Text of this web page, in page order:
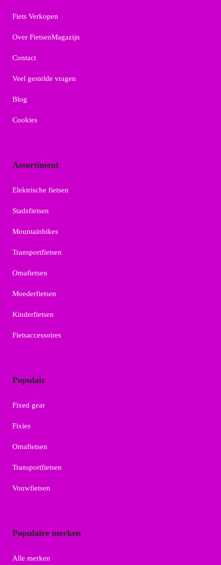
Fiets Verkopen
Over FietsenMagazijn
Contact
Veel gestelde vragen
Blog
Cookies
Assortiment
Elektrische fietsen
Stadsfietsen
Mountainbikes
Transportfietsen
Omafietsen
Moederfietsen
Kinderfietsen
Fietsaccessoires
Populair
Fixed gear
Fixies
Omafietsen
Transportfietsen
Vouwfietsen
Populaire merken
Alle merken